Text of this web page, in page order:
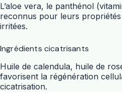
L’aloe vera, le panthénol
reconnus pour leurs
irritées.
Ingrédients cicatrisants
Huile de calendula, huile de
favorisent la régénération
cicatrisation.